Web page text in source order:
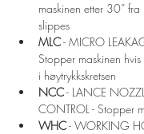
maskinen etter 30”
slippes
MLC - MICRO
Stopper maskinen
i høytrykkskretsen
NCC - LANCE
CONTROL - Stopper
WHC - WORKING